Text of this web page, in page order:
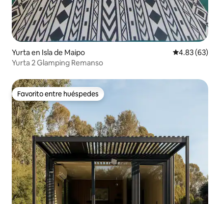
Yurta en Isla de Maipo Calificación
4.83 (63)
Yurta 2 Glamping Remanso
Favorito entre huéspedes
Favorito entre huéspedes